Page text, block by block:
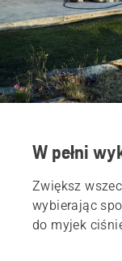
W pełni
Zwiększ
wybierając
do myjek